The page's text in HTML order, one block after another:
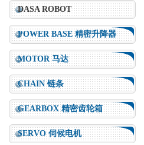
DASA ROBOT
POWER BASE 精密升降器
MOTOR 马达
CHAIN 链条
GEARBOX 精密齿轮箱
SERVO 伺候电机